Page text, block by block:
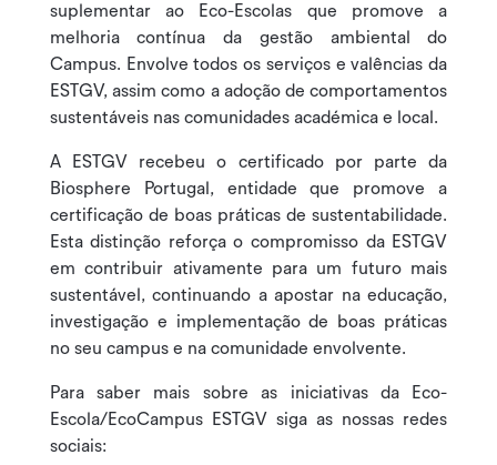
suplementar ao Eco-Escolas que promove a
melhoria contínua da gestão ambiental do
Campus. Envolve todos os serviços e valências da
ESTGV, assim como a adoção de comportamentos
sustentáveis nas comunidades académica e local.
A ESTGV recebeu o certificado por parte da
Biosphere Portugal, entidade que promove a
certificação de boas práticas de sustentabilidade.
Esta distinção reforça o compromisso da ESTGV
em contribuir ativamente para um futuro mais
sustentável, continuando a apostar na educação,
investigação e implementação de boas práticas
no seu campus e na comunidade envolvente.
Para saber mais sobre as iniciativas da Eco-
Escola/EcoCampus ESTGV siga as nossas redes
sociais: